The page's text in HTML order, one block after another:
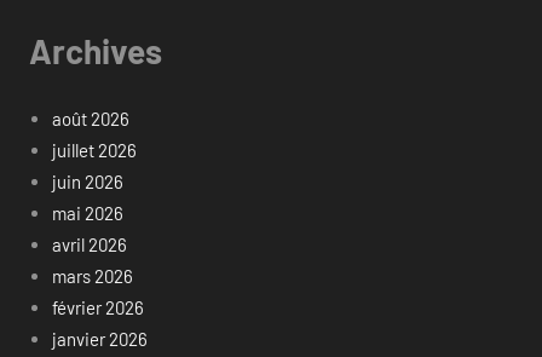
Archives
août 2026
juillet 2026
juin 2026
mai 2026
avril 2026
mars 2026
février 2026
janvier 2026